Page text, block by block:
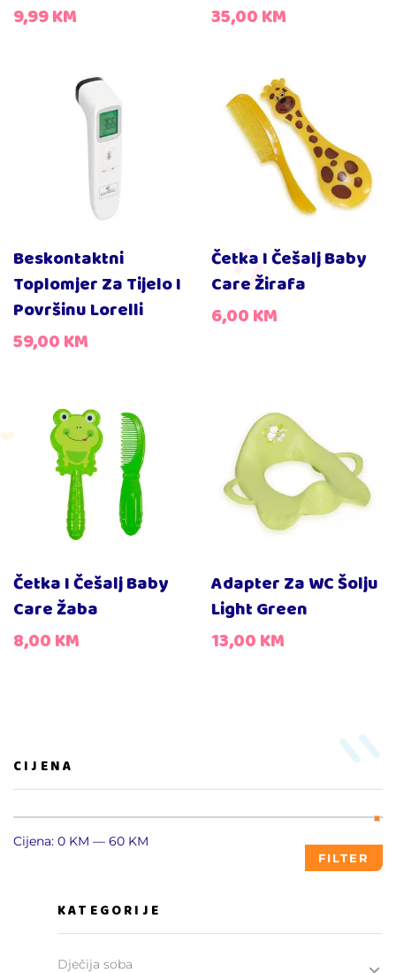
CIJENA
FILTER
Cijena: 0 KM — 60 KM
KATEGORIJE
Dječija soba
9,99KM 35,00KM
Beskontaktni
Toplomjer Za Tijelo I
Površinu Lorelli
59,00KM
Četka I Češalj Baby
Care Žirafa
6,00KM
Četka I Češalj Baby
Care Žaba
8,00KM
Adapter Za WC Šolju
Light Green
13,00KM